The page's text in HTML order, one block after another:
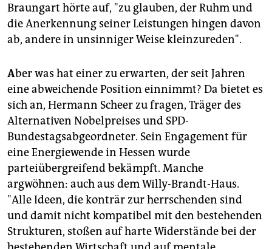
Braungart hörte auf, "zu glauben, der Ruhm und
die Anerkennung seiner Leistungen hingen davon
ab, andere in unsinniger Weise kleinzureden".
Aber was hat einer zu erwarten, der seit Jahren
eine abweichende Position einnimmt? Da bietet es
sich an, Hermann Scheer zu fragen, Träger des
Alternativen Nobelpreises und SPD-
Bundestagsabgeordneter. Sein Engagement für
eine Energiewende in Hessen wurde
parteiübergreifend bekämpft. Manche
argwöhnen: auch aus dem Willy-Brandt-Haus.
"Alle Ideen, die konträr zur herrschenden sind
und damit nicht kompatibel mit den bestehenden
Strukturen, stoßen auf harte Widerstände bei der